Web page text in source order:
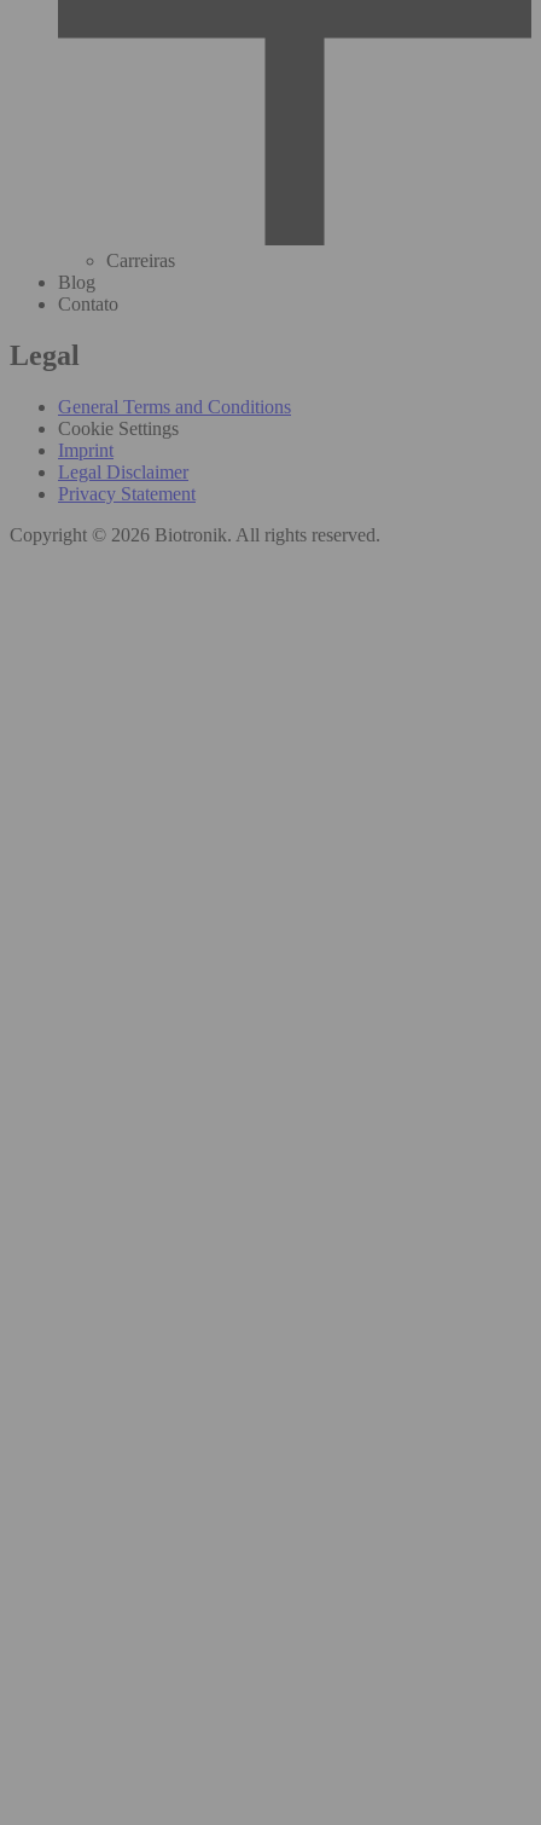
Carreiras
Blog
Contato
Legal
General Terms and Conditions
Cookie Settings
Imprint
Legal Disclaimer
Privacy Statement
Copyright © 2026 Biotronik. All rights reserved.